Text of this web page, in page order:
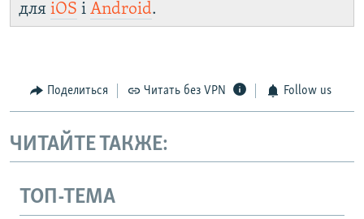
для iOS і Android.
Поделиться Читать без VPN Follow us
ЧИТАЙТЕ ТАКЖЕ:
ТОП-ТЕМА